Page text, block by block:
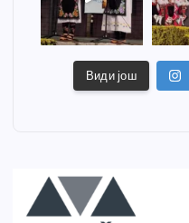
Види још